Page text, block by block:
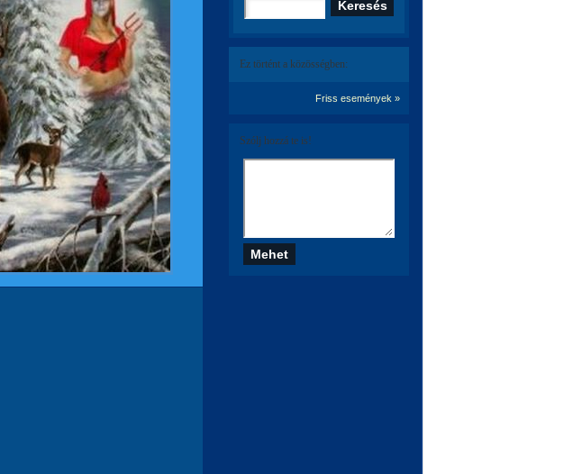
Ez történt a közösségben:
Friss események »
Szólj hozzá te is!